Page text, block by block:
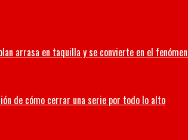
arrasa en taquilla y se convierte en el
de cómo cerrar una serie por todo lo alto